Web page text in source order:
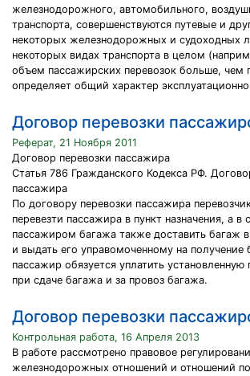
железнодорожного, автомобильного,
транспорта, совершенствуются путевые и
некоторых железнодорожных и судоходных
некоторых видах транспорта в целом
объем пассажирских перевозок больше, чем
определяет общий характер
Договор перевозки
Реферат, 21 Ноября 2011
Договор перевозки пассажира
Статья 786 Гражданского Кодекса РФ.
пассажира
По договору перевозки пассажира
перевезти пассажира в пункт назначения, а в
пассажиром багажа также доставить багаж в
и выдать его управомоченному на получение
пассажир обязуется уплатить установленную
при сдаче багажа и за провоз багажа.
Договор перевозки
Контрольная работа, 16 Апреля 2013
В работе рассмотрено правовое
железнодорожных отношений и отношений